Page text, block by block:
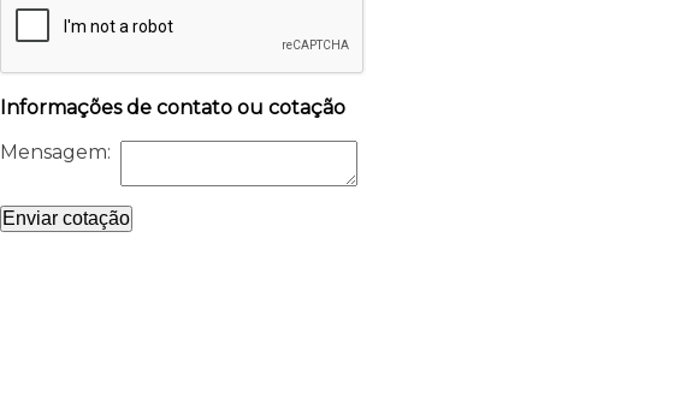
Informações de contato ou cotação
Mensagem:
Enviar cotação